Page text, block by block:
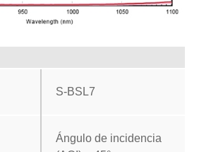
S-BSL7
Ángulo de incidencia